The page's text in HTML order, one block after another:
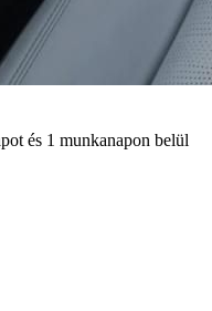
és 1 munkanapon belül